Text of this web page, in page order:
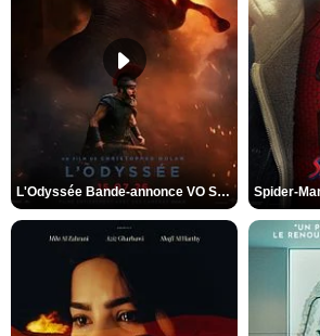
L'Odyssée Bande-annonce VO STFR